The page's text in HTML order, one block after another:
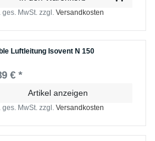
ges. MwSt. zzgl.Versandkosten
Luftleitung Isovent N 150
€ *
Artikel anzeigen
ges. MwSt. zzgl.Versandkosten